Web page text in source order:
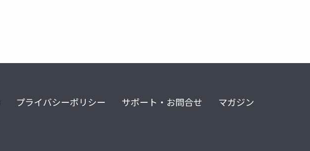
プライバシーポリシー サポート・お問合せ マガジン